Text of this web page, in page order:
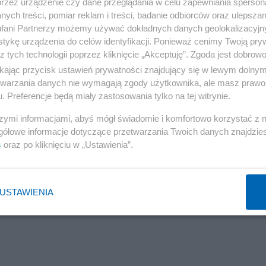
Reklama
do końca uzgodnić. Wynikają one bowiem z
banku centralnego w tym procesie. Frakcja
że ustalając poziom stóp procentowych powinni
kredytu wpływa na poszczególnych aktorów życia
że taka obniżka byłaby dobra dla trzech
treści, pomiar reklam i treści, badanie odbiorców oraz
Partnerzy możemy używać dokładnych danych
urządzenia do celów identyfikacji. Ponieważ cenimy Twoją
tych technologii poprzez kliknięcie „Akceptuję”. Zgoda jest
przycisk ustawień prywatności znajdujący się w lewym
danych nie wymagają zgody użytkownika, ale masz
Preferencje będą miały zastosowania tylko na tej witrynie.
informacjami, abyś mógł świadomie i komfortowo korzystać z
informacje dotyczące przetwarzania Twoich danych
oraz po kliknięciu w „Ustawienia”.
USTAWIENIA